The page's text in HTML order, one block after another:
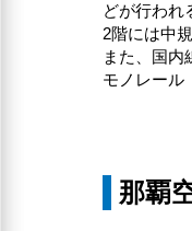
どが行われ
2階には中
また、国内
モノレール
那覇